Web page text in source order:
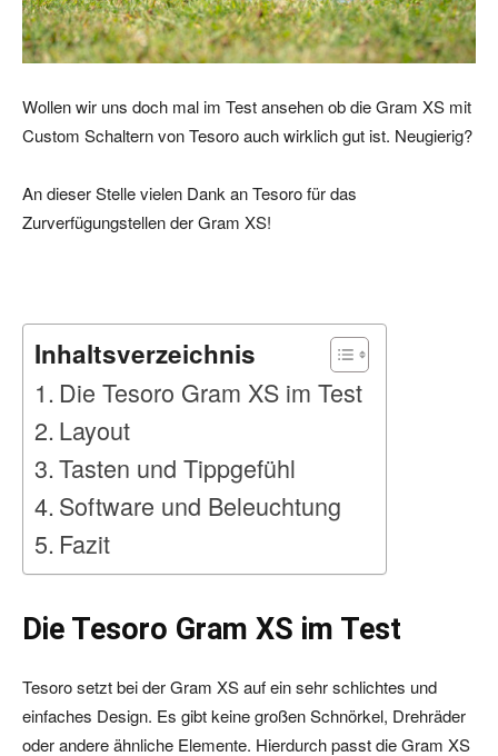
Wollen wir uns doch mal im Test ansehen ob die Gram XS mit
Custom Schaltern von Tesoro auch wirklich gut ist. Neugierig?
An dieser Stelle vielen Dank an Tesoro für das
Zurverfügungstellen der Gram XS!
Inhaltsverzeichnis
Die Tesoro Gram XS im Test
Layout
Tasten und Tippgefühl
Software und Beleuchtung
Fazit
Die Tesoro Gram XS im Test
Tesoro setzt bei der Gram XS auf ein sehr schlichtes und
einfaches Design. Es gibt keine großen Schnörkel, Drehräder
oder andere ähnliche Elemente. Hierdurch passt die Gram XS